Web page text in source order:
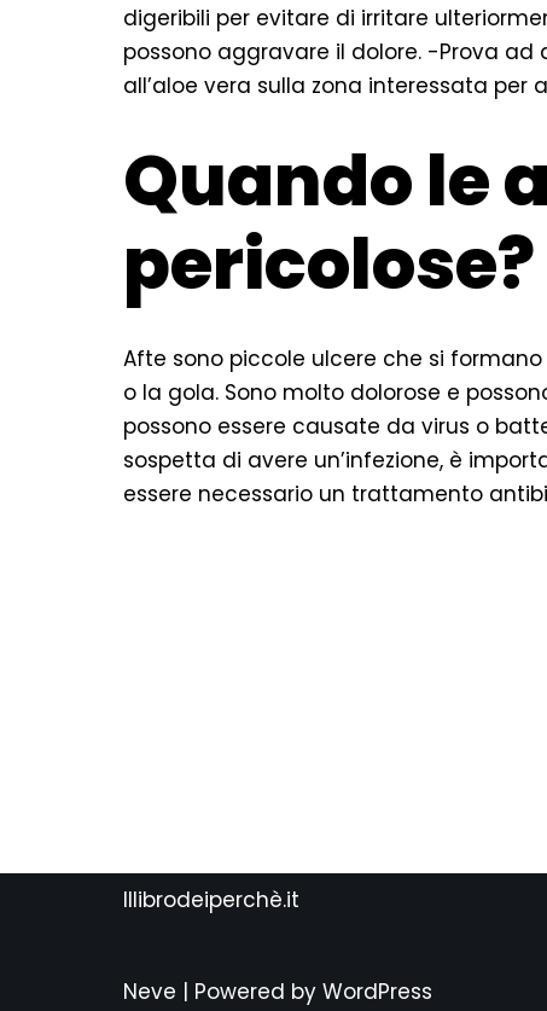
digeribili per evitare di irritare
possono aggravare il dolore. -Prova
all’aloe vera sulla zona interessata per
Quando le
pericolose?
Afte sono piccole ulcere che si
o la gola. Sono molto dolorose e
possono essere causate da virus o
sospetta di avere un’infezione, è
essere necessario un trattamento
Illibrodeiperchè.it
Neve | Powered by WordPress